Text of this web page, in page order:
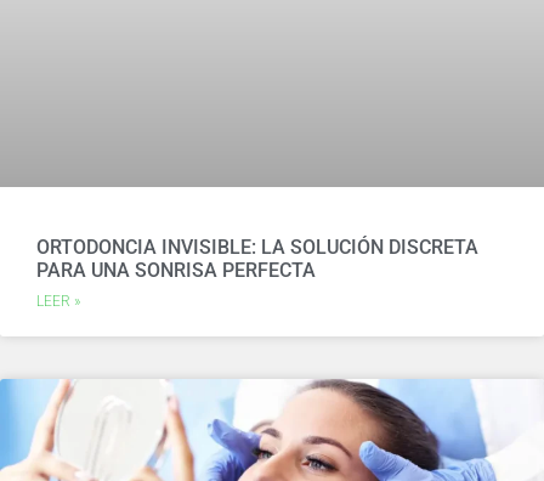
ORTODONCIA INVISIBLE: LA SOLUCIÓN DISCRETA
PARA UNA SONRISA PERFECTA
LEER »